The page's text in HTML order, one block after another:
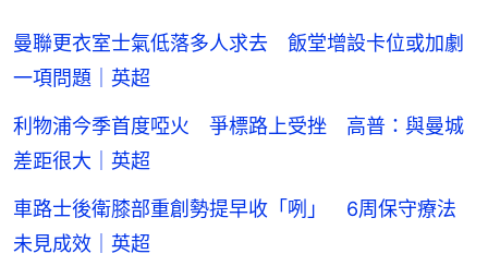
曼聯更衣室士氣低落多人求去 飯堂增設卡位或加劇
一項問題｜英超
利物浦今季首度啞火 爭標路上受挫 高普：與曼城
差距很大｜英超
車路士後衛膝部重創勢提早收「咧」 6周保守療法
未見成效｜英超